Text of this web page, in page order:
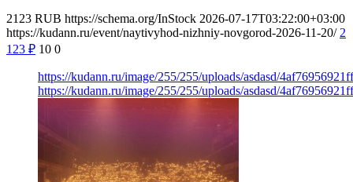
2123 RUB https://schema.org/InStock 2026-07-17T03:22:00+03:00
https://kudann.ru/event/naytivyhod-nizhniy-novgorod-2026-11-20/ 2
123 ₽ 10 0
https://kudann.ru/image/255/255/uploads/asdasd/
https://kudann.ru/image/255/255/uploads/asdasd/